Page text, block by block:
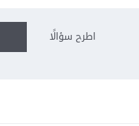
اطرح سؤالًا